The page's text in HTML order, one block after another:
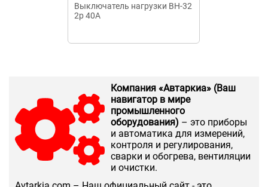
Выключатель нагрузки ВН-32
2р 40А
Компания «Автаркиа» (Ваш
навигатор в мире
промышленного
оборудования) – это приборы
и автоматика для измерений,
контроля и регулирования,
сварки и обогрева, вентиляции
и очистки.